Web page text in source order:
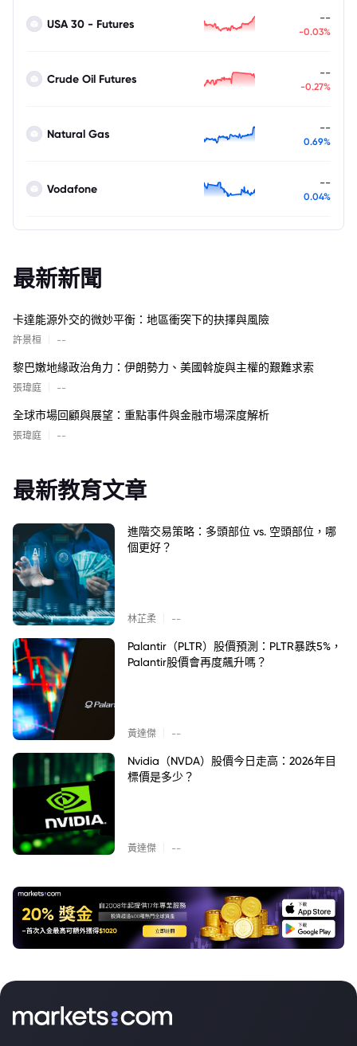
USA 30 - Futures --
-0.03%
Crude Oil Futures --
-0.27%
Natural Gas --
0.69%
Vodafone --
0.04%
最新新聞
卡達能源外交的微妙平衡：地區衝突下的抉擇與風險
許景桓 --
黎巴嫩地緣政治角力：伊朗勢力、美國斡旋與主權的艱難求索
張瑋庭 --
全球市場回顧與展望：重點事件與金融市場深度解析
張瑋庭 --
最新教育文章
進階交易策略：多頭部位 vs. 空頭部位，哪
個更好？
林芷柔 --
Palantir（PLTR）股價預測：PLTR暴跌5%，
Palantir股價會再度飆升嗎？
黃達傑 --
Nvidia（NVDA）股價今日走高：2026年目
標價是多少？
黃達傑 --